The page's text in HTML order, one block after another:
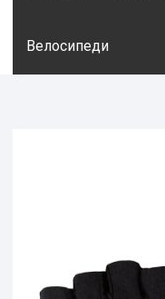
Велосипеди